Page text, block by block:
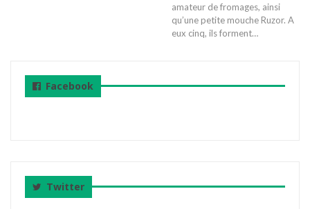
amateur de fromages, ainsi
qu’une petite mouche Ruzor. A
eux cinq, ils forment…
Facebook
Twitter